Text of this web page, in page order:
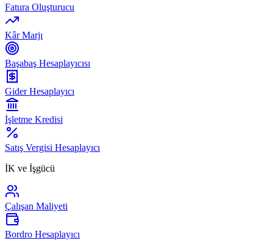
Fatura Oluşturucu
Kâr Marjı
Başabaş Hesaplayıcısı
Gider Hesaplayıcı
İşletme Kredisi
Satış Vergisi Hesaplayıcı
İK ve İşgücü
Çalışan Maliyeti
Bordro Hesaplayıcı